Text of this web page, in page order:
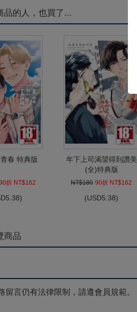
品的人，也買了...
春 特典版
折 NT$162
5.38)
年下上司渴望得到讚美
(全)特典版
NT$180 90折 NT$162
(USD5.38)
商品
留言仍有法律限制，請遵會員規範。